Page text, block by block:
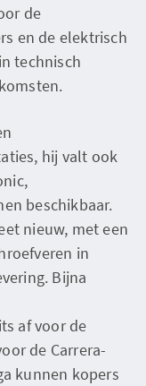
de
en de elektrisch
technisch
hij valt ook
beschikbaar.
nieuw, met een
in
Bijna
af voor de
de Carrera-
kunnen kopers